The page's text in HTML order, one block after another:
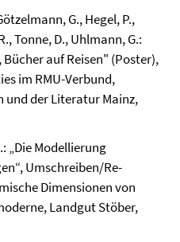
G., Hegel, P.,
Tonne, D., Uhlmann, G.:
auf Reisen" (Poster),
im RMU-Verbund,
und der Literatur Mainz,
„Die Modellierung
Umschreiben/Re-
Dimensionen von
Landgut Stöber,